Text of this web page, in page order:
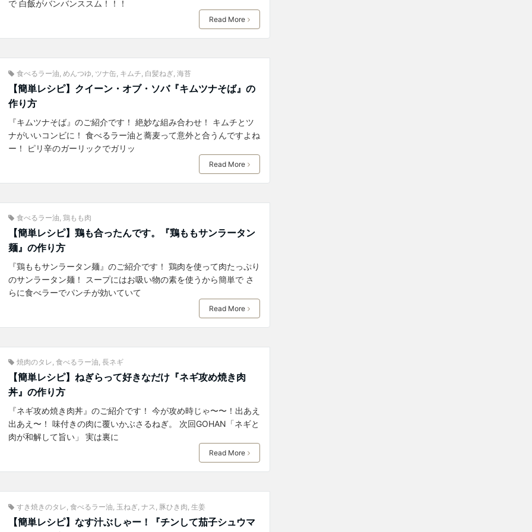
で 白飯がバンバンススム！！！
Read More
食べるラー油 めんつゆ ツナ缶, キムチ 白髪ねぎ 海苔
【簡単レシピ】クイーン・オブ・ソバ『キムツナそば』の
作り方
『キムツナそば』のご紹介です！ 絶妙な組み合わせ！ キムチとツ
ナがいいコンビに！ 食べるラー油と蕎麦って意外と合うんですよね
ー！ ピリ辛のガーリックでガリッ
Read More
食べるラー油 鶏もも肉
【簡単レシピ】鶏も合ったんです。『鶏ももサンラータン
麺』の作り方
『鶏ももサンラータン麺』のご紹介です！ 鶏肉を使って肉たっぷり
のサンラータン麺！ スープにはお吸い物の素を使うから簡単で さ
らに食べラーでパンチが効いていて
Read More
焼肉のタレ, 食べるラー油, 長ネギ
【簡単レシピ】ねぎらって好きなだけ『ネギ攻め焼き肉
丼』の作り方
『ネギ攻め焼き肉丼』のご紹介です！ 今が攻め時じゃ〜〜！出あえ
出あえ〜！ 味付きの肉に覆いかぶさるねぎ。 次回GOHAN「ネギと
肉が和解して旨い」 実は裏に
Read More
すき焼きのタレ 食べるラー油 玉ねぎ ナス 豚ひき肉 生姜
【簡単レシピ】なす汁ぶしゃー！『チンして茄子シュウマ